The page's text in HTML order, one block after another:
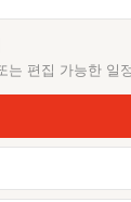
는 편집 가능한 일